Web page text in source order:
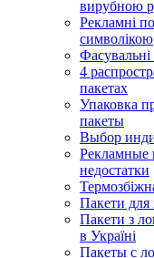
вирубною
Рекламні
символікою
Фасувальні
4
пакетах
Упаковка
пакеты
Выбор
Рекламные
недостатки
Пакети для
Пакети з
в Україні
Пакеты с